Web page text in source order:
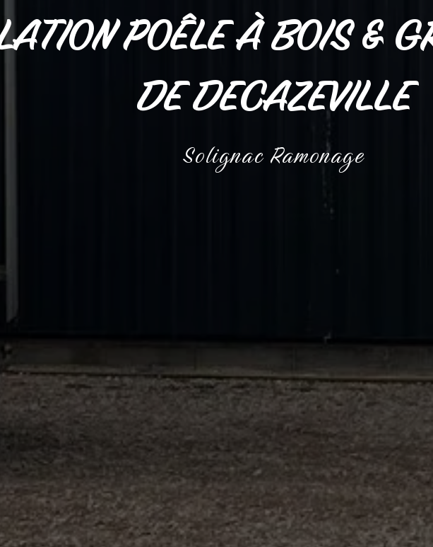
POÊLE À BOIS &
DE DECAZEVILLE
Solignac Ramonage